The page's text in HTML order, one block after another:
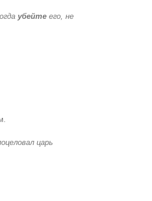
убейтеего, не
царь